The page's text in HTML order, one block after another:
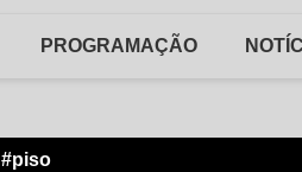
PROGRAMAÇÃO
#piso